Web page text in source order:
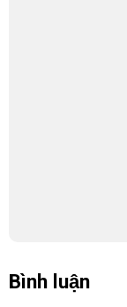
Bình luận